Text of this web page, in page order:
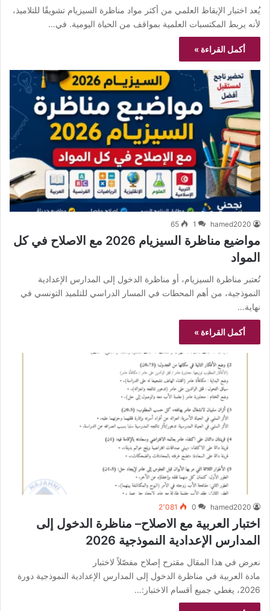
يُعد اختبار الإيقاظ العلمي من أكثر مواد مناظرة السيزيام تشويقًا للتلاميذ،
لأنه يربط المكتسبات العلمية بمواقف من الحياة اليومية. في…
أكمل القراءة »
hamed2020
1
65
مواضيع مناظرة السيزيام 2026 مع الاصلاح في كل
المواد
تُعتبر مناظرة السيزيام، أو مناظرة الدخول إلى المدارس الإعدادية
النموذجية، من أهم المحطات في المسار الدراسي للتلميذ التونسي في
نهاية…
أكمل القراءة »
hamed2020
0 2٬081
اختبار العربية مع الاصلاح– مناظرة الدخول إلى
المدارس الإعدادية النموذجية 2026
نعرض في هذا المقال مقترح إصلاح مفصّلاً لاختبار
مادة العربية في مناظرة الدخول إلى المدارس الإعدادية النموذجية دورة
2026، يغطي جميع أقسام الاختبار:…